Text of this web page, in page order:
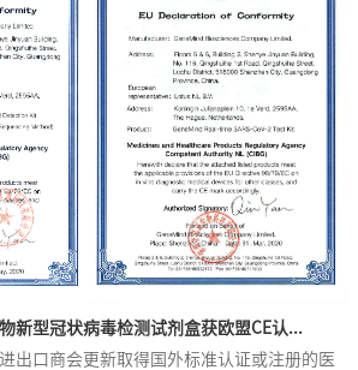
新型冠状病毒检测试剂盒获欧盟CE认...
出口商会更新取得国外标准认证或注册的医